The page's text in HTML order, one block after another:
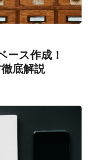
ス作成！
底解説